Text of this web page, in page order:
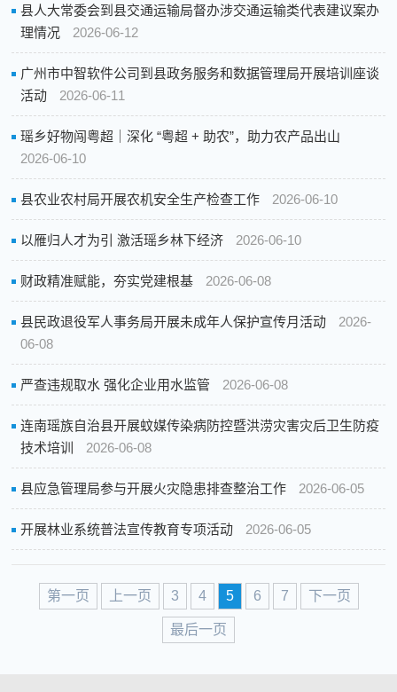
县人大常委会到县交通运输局督办涉交通运输类代表建议案办
理情况
2026-06-12
广州市中智软件公司到县政务服务和数据管理局开展培训座谈
活动
2026-06-11
瑶乡好物闯粤超｜深化 “粤超 + 助农”，助力农产品出山
2026-06-10
县农业农村局开展农机安全生产检查工作 2026-06-10
以雁归人才为引 激活瑶乡林下经济 2026-06-10
财政精准赋能，夯实党建根基 2026-06-08
县民政退役军人事务局开展未成年人保护宣传月活动
2026-
06-08
严查违规取水 强化企业用水监管 2026-06-08
连南瑶族自治县开展蚊媒传染病防控暨洪涝灾害灾后卫生防疫
技术培训
2026-06-08
县应急管理局参与开展火灾隐患排查整治工作 2026-06-05
开展林业系统普法宣传教育专项活动 2026-06-05
第一页 上一页 3 4 5 6 7 下一页
最后一页